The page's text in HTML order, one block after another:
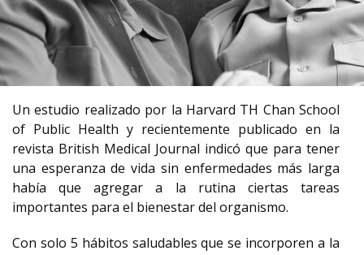
Un estudio realizado por la Harvard TH Chan School
of Public Health y recientemente publicado en la
revista British Medical Journal indicó que para tener
una esperanza de vida sin enfermedades más larga
había que agregar a la rutina ciertas tareas
importantes para el bienestar del organismo.
Con solo 5 hábitos saludables que se incorporen a la